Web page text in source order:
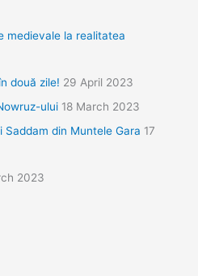
medievale la realitatea
două zile! 29 April 2023
ului 18 March 2023
Saddam din Muntele Gara 17
2023